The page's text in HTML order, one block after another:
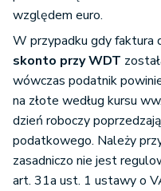
względem euro.
W przypadku gdy faktura
skonto przy WDT
wówczas podatnik
na złote według kursu
dzień roboczy
podatkowego. Należy
zasadniczo nie jest
art. 31a ust. 1 ustawy o